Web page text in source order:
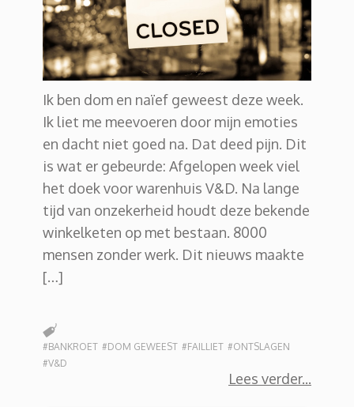
Ik ben dom en naïef geweest deze week.
Ik liet me meevoeren door mijn emoties
en dacht niet goed na. Dat deed pijn. Dit
is wat er gebeurde: Afgelopen week viel
het doek voor warenhuis V&D. Na lange
tijd van onzekerheid houdt deze bekende
winkelketen op met bestaan. 8000
mensen zonder werk. Dit nieuws maakte
[…]
Lees verder
#BANKROET #DOM GEWEEST #FAILLIET #ONTSLAGEN
#V&D